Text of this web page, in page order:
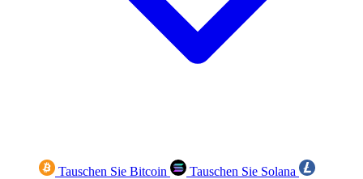
Tauschen Sie Bitcoin
Tauschen Sie Solana